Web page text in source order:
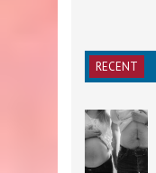
RECENT